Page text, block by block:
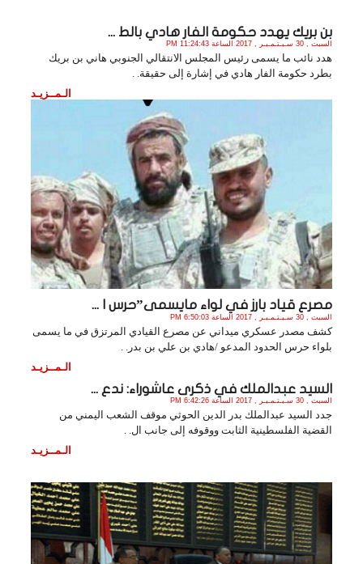
بن بريك يهدد حكومة الفار هادي بالط ...
السبت , 30 سـبـتـمـبـر , 2017 الساعة 11:24:43 PM
هدد نائب ما يسمى رئيس المجلس الانتقالي الجنوبي هاني بن بريك
بطرد حكومة الفار هادي في إشارة إلى حقيقة. .
الـمــزيـد
مصرع قياد بارز في لواء مايسمى”حرس ا ...
السبت , 30 سـبـتـمـبـر , 2017 الساعة 6:50:03 PM
كشف مصدر عسكري ميداني عن مصرع القيادي المرتزق في ما يسمى
بلواء حرس الحدود المدعو /هادي بن علي بن بدر. .
الـمــزيـد
السيد عبدالملك في ذكرى عاشوراء: ندع ...
السبت , 30 سـبـتـمـبـر , 2017 الساعة 6:42:26 PM
جدد السيد عبدالملك بدر الدين الحوثي موقف الشعب اليمني من
القضية الفلسطينية الثابت ووقوفه إلى جانب ال. .
الـمــزيـد